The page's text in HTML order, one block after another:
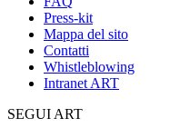
Press-kit
Mappa del sito
Contatti
Whistleblowing
Intranet ART
SEGUI ART